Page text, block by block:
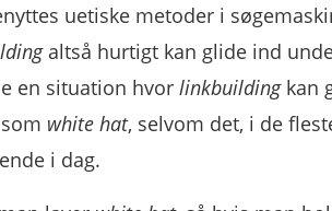
uetiske metoder i
altså hurtigt kan glide ind
en situation hvor linkbuildingkan
white hat, selvom det, i de
i dag.